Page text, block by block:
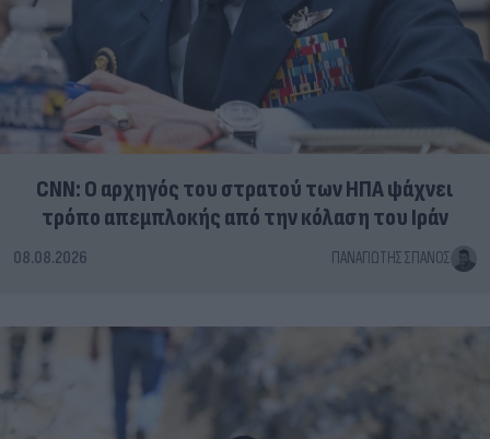
CNN: Ο αρχηγός του στρατού των ΗΠΑ ψάχνει
τρόπο απεμπλοκής από την κόλαση του Ιράν
08.08.2026 ΠΑΝΑΓΙΏΤΗΣ ΣΠΑΝΌΣ